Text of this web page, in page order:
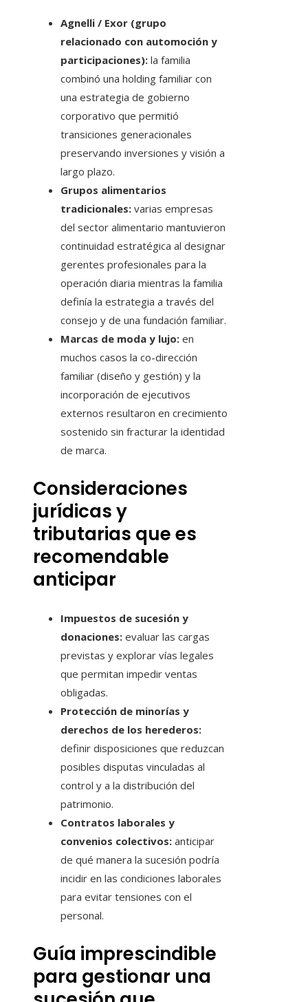
Agnelli / Exor (grupo
relacionado con automoción y
participaciones): la familia
combinó una holding familiar con
una estrategia de gobierno
corporativo que permitió
transiciones generacionales
preservando inversiones y visión a
largo plazo.
Grupos alimentarios
tradicionales: varias empresas
del sector alimentario mantuvieron
continuidad estratégica al designar
gerentes profesionales para la
operación diaria mientras la familia
definía la estrategia a través del
consejo y de una fundación familiar.
Marcas de moda y lujo: en
muchos casos la co-dirección
familiar (diseño y gestión) y la
incorporación de ejecutivos
externos resultaron en crecimiento
sostenido sin fracturar la identidad
de marca.
Consideraciones
jurídicas y
tributarias que es
recomendable
anticipar
Impuestos de sucesión y
donaciones: evaluar las cargas
previstas y explorar vías legales
que permitan impedir ventas
obligadas.
Protección de minorías y
derechos de los herederos:
definir disposiciones que reduzcan
posibles disputas vinculadas al
control y a la distribución del
patrimonio.
Contratos laborales y
convenios colectivos: anticipar
de qué manera la sucesión podría
incidir en las condiciones laborales
para evitar tensiones con el
personal.
Guía imprescindible
para gestionar una